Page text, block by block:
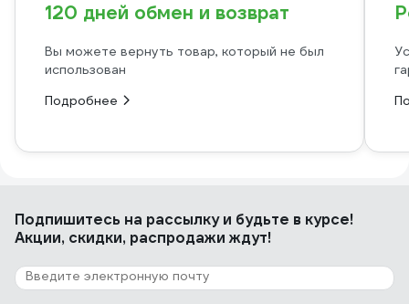
120 дней обмен и возврат
Вы можете вернуть товар, который не был
использован
Подробнее
Подпишитесь на рассылкуи будьте в курсе!
Акции, скидки, распродажи ждут!